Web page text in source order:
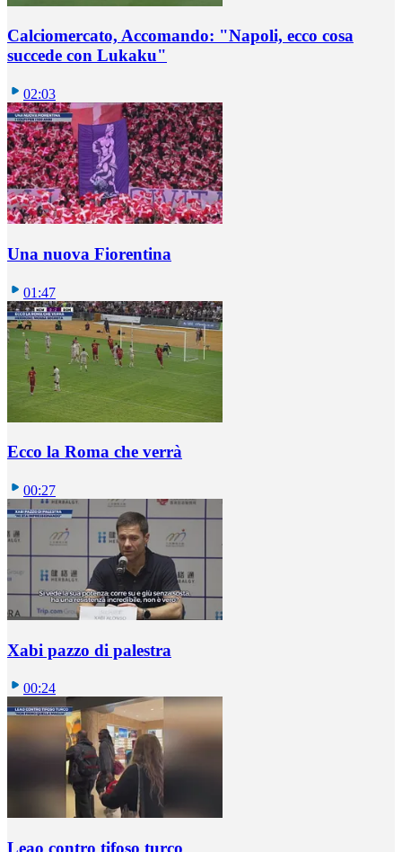
Calciomercato, Accomando: "Napoli, ecco cosa
succede con Lukaku"
02:03
Una nuova Fiorentina
01:47
Ecco la Roma che verrà
00:27
Xabi pazzo di palestra
00:24
Leao contro tifoso turco